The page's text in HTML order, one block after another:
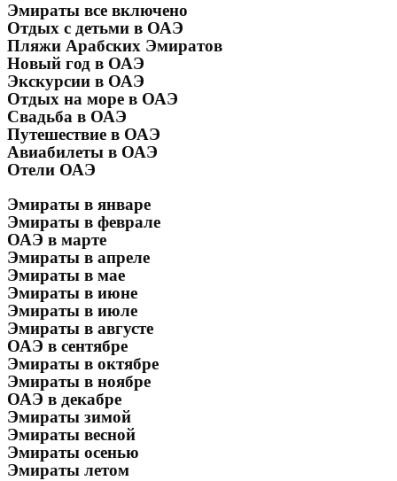
Эмираты все включено
Отдых с детьми в ОАЭ
Пляжи Арабских Эмиратов
Новый год в ОАЭ
Экскурсии в ОАЭ
Отдых на море в ОАЭ
Свадьба в ОАЭ
Путешествие в ОАЭ
Авиабилеты в ОАЭ
Отели ОАЭ
Эмираты в январе
Эмираты в феврале
ОАЭ в марте
Эмираты в апреле
Эмираты в мае
Эмираты в июне
Эмираты в июле
Эмираты в августе
ОАЭ в сентябре
Эмираты в октябре
Эмираты в ноябре
ОАЭ в декабре
Эмираты зимой
Эмираты весной
Эмираты осенью
Эмираты летом